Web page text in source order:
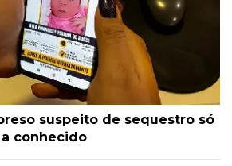
suspeito de sequestro só
conhecido